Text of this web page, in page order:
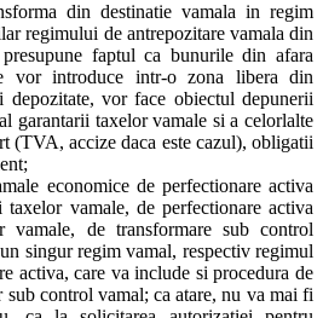
din destinatie vamala in regim
regimului de antrepozitare vamala din
faptul ca bunurile din afara
vor introduce intr-o zona libera din
depozitate, vor face obiectul depunerii
garantarii taxelor vamale si a celorlalte
(TVA, accize daca este cazul), obligatii
economice de perfectionare activa
taxelor vamale, de perfectionare activa
vamale, de transformare sub control
singur regim vamal, respectiv regimul
activa, care va include si procedura de
control vamal; ca atare, nu va mai fi